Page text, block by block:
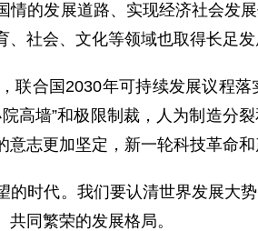
的发展道路、实现经济社会发
社会、文化等领域也取得长足发
联合国2030年可持续发展议程
高墙”和极限制裁，人为制造分
志更加坚定，新一轮科技革命
时代。我们要认清世界发展大
同繁荣的发展格局。